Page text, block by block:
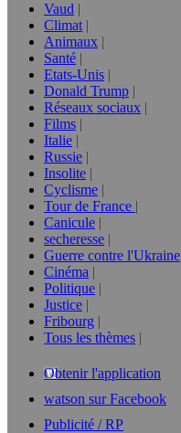
Vaud
Climat
Animaux
Santé
Etats-Unis
Donald Trump
Réseaux sociaux
Films
Italie
Russie
Insolite
Cyclisme
Tour de France
Canicule
secheresse
Guerre contre l'Ukraine
Cinéma
Politique
Justice
Fribourg
Tous les thèmes
Obtenir l'application
watson sur Facebook
Publicité / RP